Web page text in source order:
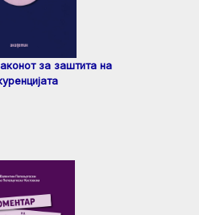
за заштита на